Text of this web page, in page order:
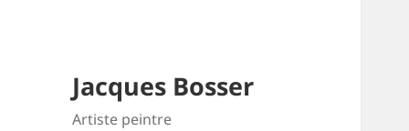
Jacques Bosser
Artiste peintre